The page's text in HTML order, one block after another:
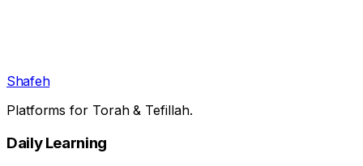
Shafeh
Platforms for Torah & Tefillah.
Daily Learning